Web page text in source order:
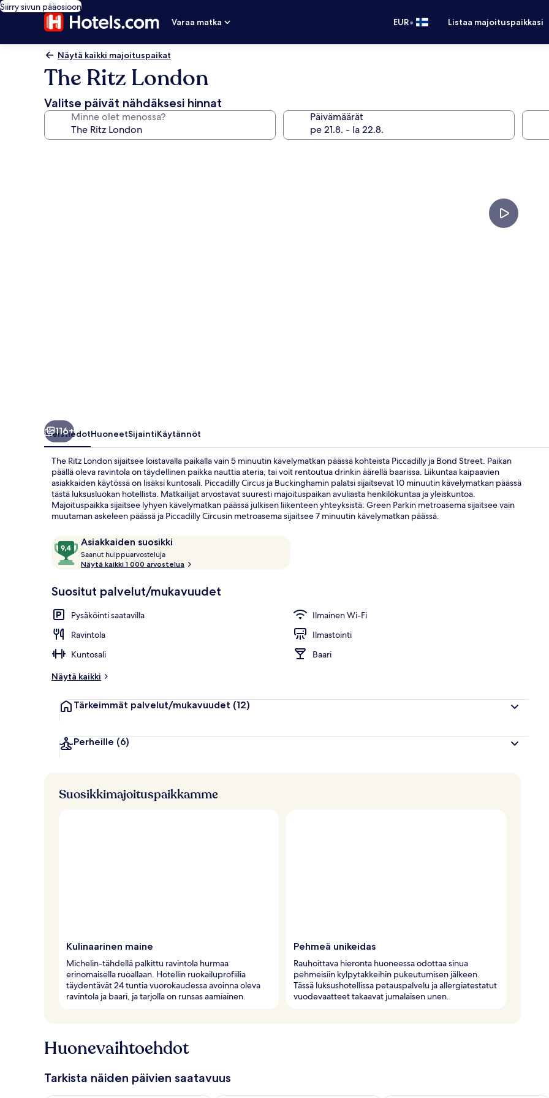
Siirry sivun pääosioon
Varaa matka
EUR• Listaa majoituspaikkasi
Näytä kaikki majoituspaikat
The Ritz London
Valitse päivät nähdäksesi hinnat
Minne olet menossa? Päivämäärät
116+
YleistiedotHuoneetSijaintiKäytännöt
The Ritz London sijaitsee loistavalla paikalla vain 5 minuutin kävelymatkan päässä kohteista Piccadilly ja Bond Street. Paikan
päällä oleva ravintola on täydellinen paikka nauttia ateria, tai voit rentoutua drinkin äärellä baarissa. Liikuntaa kaipaavien
asiakkaiden käytössä on lisäksi kuntosali. Piccadilly Circus ja Buckinghamin palatsi sijaitsevat 10 minuutin kävelymatkan päässä
tästä luksusluokan hotellista. Matkailijat arvostavat suuresti majoituspaikan avuliasta henkilökuntaa ja yleiskuntoa.
Majoituspaikka sijaitsee lyhyen kävelymatkan päässä julkisen liikenteen yhteyksistä: Green Parkin metroasema sijaitsee vain
muutaman askeleen päässä ja Piccadilly Circusin metroasema sijaitsee 7 minuutin kävelymatkan päässä.
ArvostelutAsiakkaiden suosikki
9,4
kautta
10,
suosikki
Saanut huippuarvosteluja
a
n
u
a
r
j
Näytä kaikki 1 000 arvostelua
Suositut palvelut/mukavuudet
Pysäköinti saatavilla
Ilmainen Wi-Fi
Ravintola
Ilmastointi
Kuntosali
Baari
Näytä kaikki
Tärkeimmät palvelut/mukavuudet (12)
Perheille (6)
Suosikkimajoituspaikkamme
Kulinaarinen maine
Michelin-tähdellä palkittu ravintola hurmaa
erinomaisella ruoallaan. Hotellin ruokailuprofiilia
täydentävät 24 tuntia vuorokaudessa avoinna oleva
ravintola ja baari, ja tarjolla on runsas aamiainen.
Pehmeä unikeidas
Rauhoittava hieronta huoneessa odottaa sinua
pehmeisiin kylpytakkeihin pukeutumisen jälkeen.
Tässä luksushotellissa petauspalvelu ja allergiatestatut
vuodevaatteet takaavat jumalaisen unen.
Huonevaihtoehdot
Tarkista näiden päivien saatavuus